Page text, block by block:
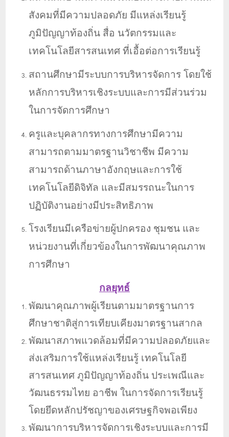
สังคมที่มีความปลอดภัย มีแหล่งเรียนรู้
ภูมิปัญญาท้องถิ่น สื่อ นวัตกรรมและ
เทคโนโลยีสารสนเทศ ที่เอื้อต่อการเรียนรู้
สถานศึกษามีระบบการบริหารจัดการ โดยใช้
หลักการบริหารเชิงระบบและการมีส่วนร่วม
ในการจัดการศึกษา
ครูและบุคลากรทางการศึกษามีความ
สามารถตามมาตรฐานวิชาชีพ มีความ
สามารถด้านภาษาอังกฤษและการใช้
เทคโนโลยีดิจิทัล และมีสมรรถนะในการ
ปฏิบัติงานอย่างมีประสิทธิภาพ
โรงเรียนมีเครือข่ายผู้ปกครอง ชุมชน และ
หน่วยงานที่เกี่ยวข้องในการพัฒนาคุณภาพ
การศึกษา
​กลยุทธ์
พัฒนาคุณภาพผู้เรียนตามมาตรฐานการ
ศึกษาชาติสู่การเทียบเคียงมาตรฐานสากล
พัฒนาสภาพแวดล้อมที่มีความปลอดภัยและ
ส่งเสริมการใช้แหล่งเรียนรู้ เทคโนโลยี
สารสนเทศ ภูมิปัญญาท้องถิ่น ประเพณีและ
วัฒนธรรมไทย อาชีพ ในการจัดการเรียนรู้
โดยยึดหลักปรัชญาของเศรษฐกิจพอเพียง
พัฒนาการบริหารจัดการเชิงระบบและการมี